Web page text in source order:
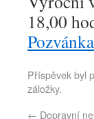
18,00
Pozvánka
Příspěvek byl
záložky.
← Dopravní